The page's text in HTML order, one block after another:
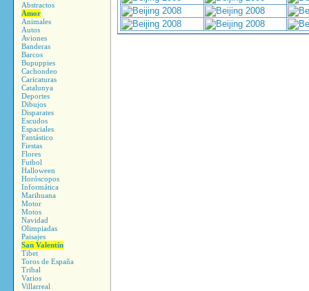
Abstractos
Amor
Animales
Autos
Aviones
Banderas
Barcos
Bupuppies
Cachondeo
Caricaturas
Catalunya
Deportes
Dibujos
Disparates
Escudos
Espaciales
Fantástico
Fiestas
Flores
Futbol
Halloween
Horóscopos
Informática
Marihuana
Motor
Motos
Navidad
Olimpiadas
Paisajes
San Valentín
Tibet
Toros de España
Tribal
Varios
Villarreal